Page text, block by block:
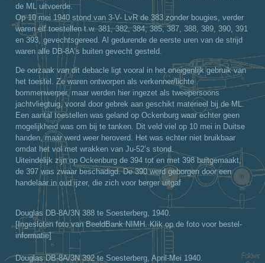
de ML uitvoerde.
Op 10 mei 1940 stond van 3-V- LvR de 383 zonder bougies, verder
waren elf toestellen t.w. 381, 382, 384, 385, 387, 388, 389, 390, 391
en 393, gevechtsgereed. Al gedurende de eerste uren van de strijd
waren alle DB-8A’s buiten gevecht gesteld.
De oorzaak van dit debacle ligt vooral in het oneigenlijk gebruik van
het toestel. Ze waren ontworpen als verkenner/lichte
bommenwerper, maar werden hier ingezet als tweepersoons
jachtvliegtuig, vooral door gebrek aan geschikt materieel bij de ML.
Een aantal toestellen was geland op Ockenburg waar echter geen
mogelijkheid was om bij te tanken. Dit veld viel op 10 mei in Duitse
handen, maar werd weer heroverd. Het was echter niet bruikbaar
omdat het vol met wrakken van Ju-52’s stond.
Uiteindelijk zijn op Ockenburg de 394 tot en met 398 buitgemaakt,
de 397 was zwaar beschadigd. De 390 werd geborgen door een
handelaar in oud ijzer, die zich voor berger uitgaf
Douglas DB-8A/3N 388 te Soesterberg, 1940.
[Ingesloten foto van BeeldBank NIMH. Klik op de foto voor bestel-
informatie]
Douglas DB-8A/3N 392 te Soesterberg, April-Mei 1940.